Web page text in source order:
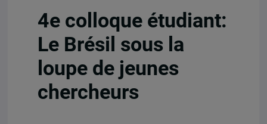
4e colloque étudiant:
Le Brésil sous la
loupe de jeunes
chercheurs